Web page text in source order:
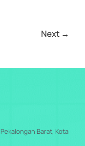
Next →
Barat, Kota